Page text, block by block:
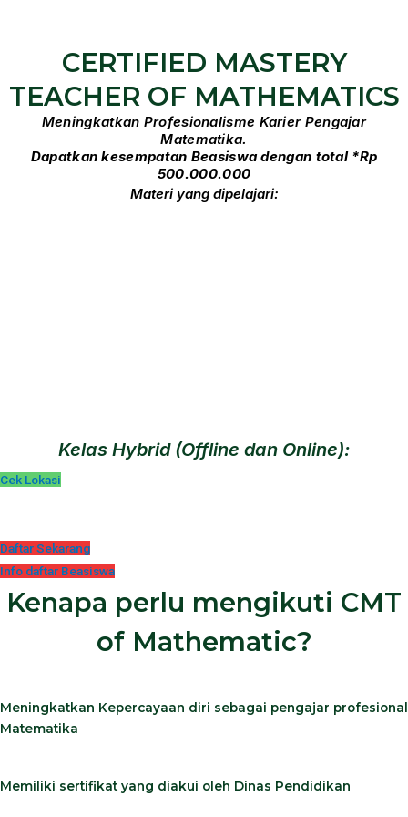
CERTIFIED MASTERY
TEACHER OF MATHEMATICS
Meningkatkan Profesionalisme Karier Pengajar
Matematika.
Dapatkan kesempatan Beasiswa dengan total *Rp
500.000.000
Materi yang dipelajari:
Kelas Hybrid (Offline dan Online):
Cek Lokasi
Daftar Sekarang
Info daftar Beasiswa
Kenapa perlu mengikuti CMT
of Mathematic?
Meningkatkan Kepercayaan diri sebagai pengajar profesional
Matematika
Memiliki sertifikat yang diakui oleh Dinas Pendidikan